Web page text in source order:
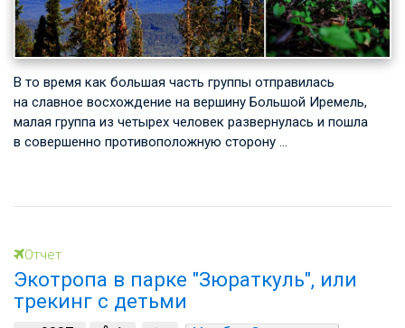
В то время как большая часть группы отправилась
на славное восхождение на вершину Большой Иремель,
малая группа из четырех человек развернулась и пошла
в совершенно противоположную сторону …
Отчет
Экотропа в парке "Зюраткуль", или
трекинг с детьми